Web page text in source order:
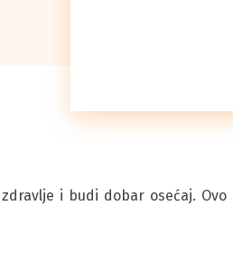
i budi dobar osećaj.